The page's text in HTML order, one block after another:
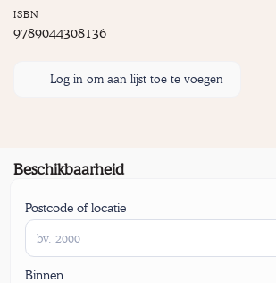
ISBN
9789044308136
Log in om aan lijst toe te voegen
Beschikbaarheid
Postcode of locatie
Binnen